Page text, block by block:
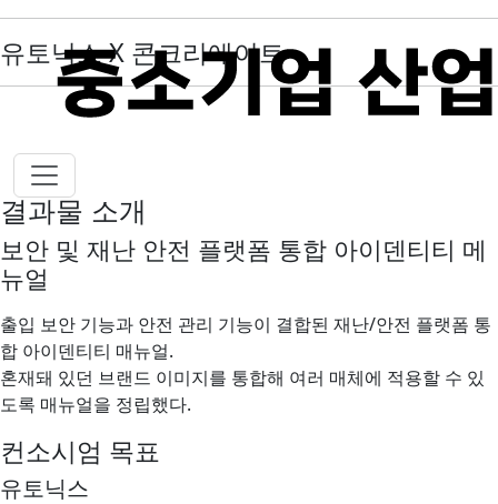
유토닉스 X 콘크리에이트
결과물 소개
보안 및 재난 안전 플랫폼 통합 아이덴티티 메
뉴얼
출입 보안 기능과 안전 관리 기능이 결합된 재난/안전 플랫폼 통
합 아이덴티티 매뉴얼.
혼재돼 있던 브랜드 이미지를 통합해 여러 매체에 적용할 수 있
도록 매뉴얼을 정립했다.
컨소시엄 목표
유토닉스